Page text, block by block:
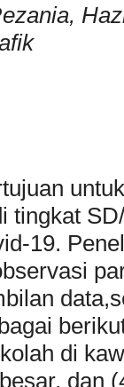
tingkat
19.
di
dan